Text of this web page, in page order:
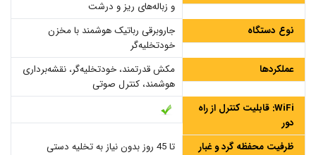
و زباله‌های ریز و درشت
نوع دستگاه
جاروبرقی رباتیک هوشمند با مخزن
خودتخلیه‌گر
عملکردها
مکش قدرتمند، خودتخلیه‌گر، نقشه‌برداری
هوشمند، کنترل صوتی
WiFi: قابلیت کنترل از راه
دور
ظرفیت محفظه گرد و غبار
تا 45 روز بدون نیاز به تخلیه دستی